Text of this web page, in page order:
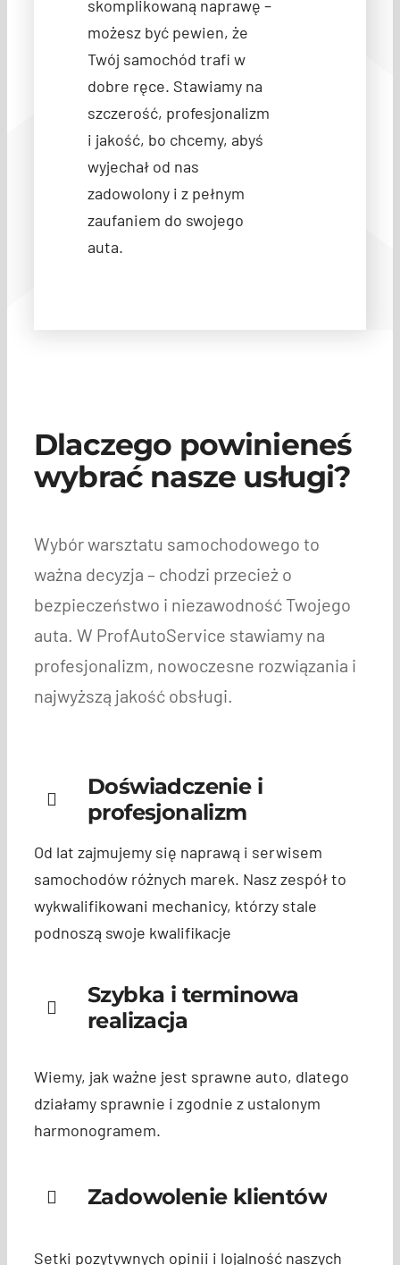
skomplikowaną naprawę –
możesz być pewien, że
Twój samochód trafi w
dobre ręce. Stawiamy na
szczerość, profesjonalizm
i jakość, bo chcemy, abyś
wyjechał od nas
zadowolony i z pełnym
zaufaniem do swojego
auta.
Dlaczego powinieneś
wybrać nasze usługi?
Wybór warsztatu samochodowego to
ważna decyzja – chodzi przecież o
bezpieczeństwo i niezawodność Twojego
auta. W ProfAutoService stawiamy na
profesjonalizm, nowoczesne rozwiązania i
najwyższą jakość obsługi.
Doświadczenie i
profesjonalizm
Od lat zajmujemy się naprawą i serwisem
samochodów różnych marek. Nasz zespół to
wykwalifikowani mechanicy, którzy stale
podnoszą swoje kwalifikacje
Szybka i terminowa
realizacja
Wiemy, jak ważne jest sprawne auto, dlatego
działamy sprawnie i zgodnie z ustalonym
harmonogramem.
Zadowolenie klientów
Setki pozytywnych opinii i lojalność naszych